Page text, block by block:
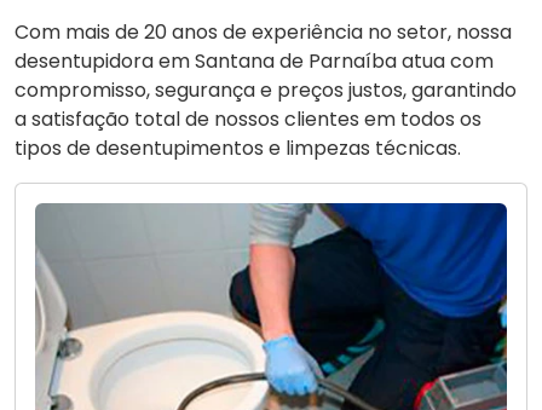
Com mais de 20 anos de experiência no setor, nossa
desentupidora em Santana de Parnaíba atua com
compromisso, segurança e preços justos, garantindo
a satisfação total de nossos clientes em todos os
tipos de desentupimentos e limpezas técnicas.